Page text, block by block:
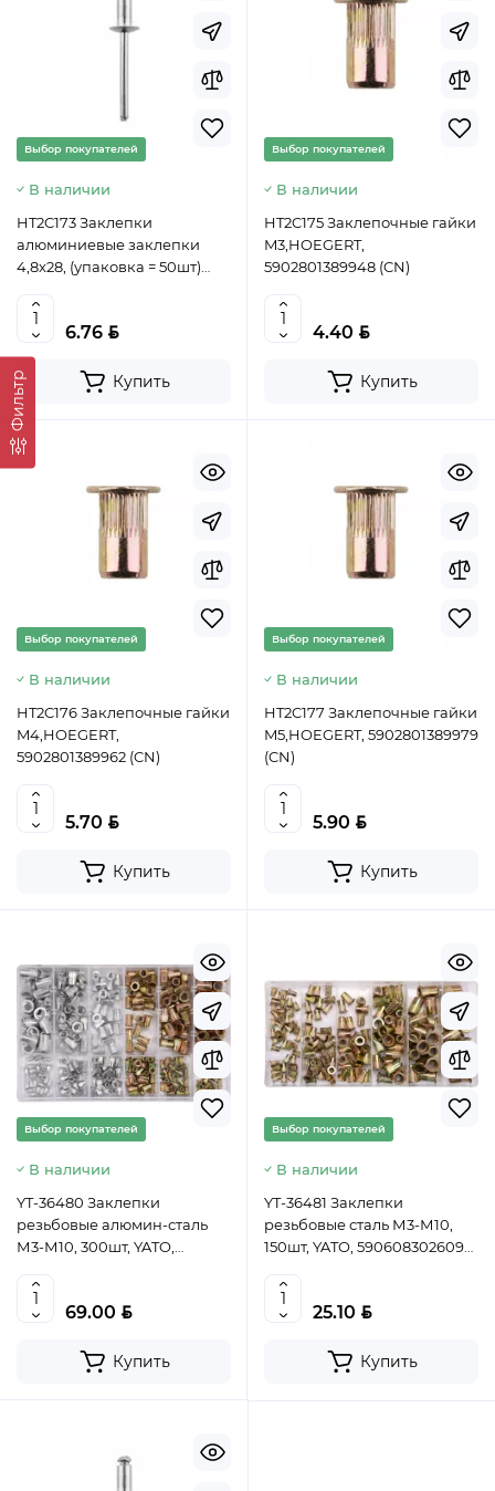
Фильтр
Выбор покупателей
В наличии
HT2C173 Заклепки
алюминиевые заклепки
4,8x28, (упаковка = 50шт)
(CN)
6.76 BYN
Купить
Выбор покупателей
В наличии
HT2C175 Заклепочные гайки
M3,HOEGERT,
5902801389948 (CN)
4.40 BYN
Купить
Выбор покупателей
В наличии
HT2C176 Заклепочные гайки
M4,HOEGERT,
5902801389962 (CN)
5.70 BYN
Купить
Выбор покупателей
В наличии
HT2C177 Заклепочные гайки
M5,HOEGERT, 5902801389979
(CN)
5.90 BYN
Купить
Выбор покупателей
В наличии
YT-36480 Заклепки
резьбовые алюмин-сталь
М3-М10, 300шт, YATO,
69.00 BYN
Купить
Выбор покупателей
В наличии
YT-36481 Заклепки
резьбовые сталь М3-М10,
150шт, YATO, 5906083026096,
25.10 BYN
Купить